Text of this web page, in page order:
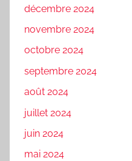
décembre 2024
novembre 2024
octobre 2024
septembre 2024
août 2024
juillet 2024
juin 2024
mai 2024